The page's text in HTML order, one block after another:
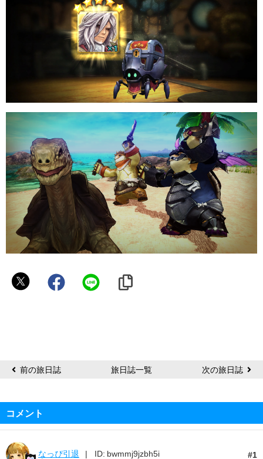
し
前の旅日誌 旅日誌一覧 次の旅日誌
コメント
1
なっぴ引退 ID: bwmmj9jzbh5i